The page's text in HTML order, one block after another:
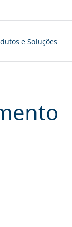
e Soluções